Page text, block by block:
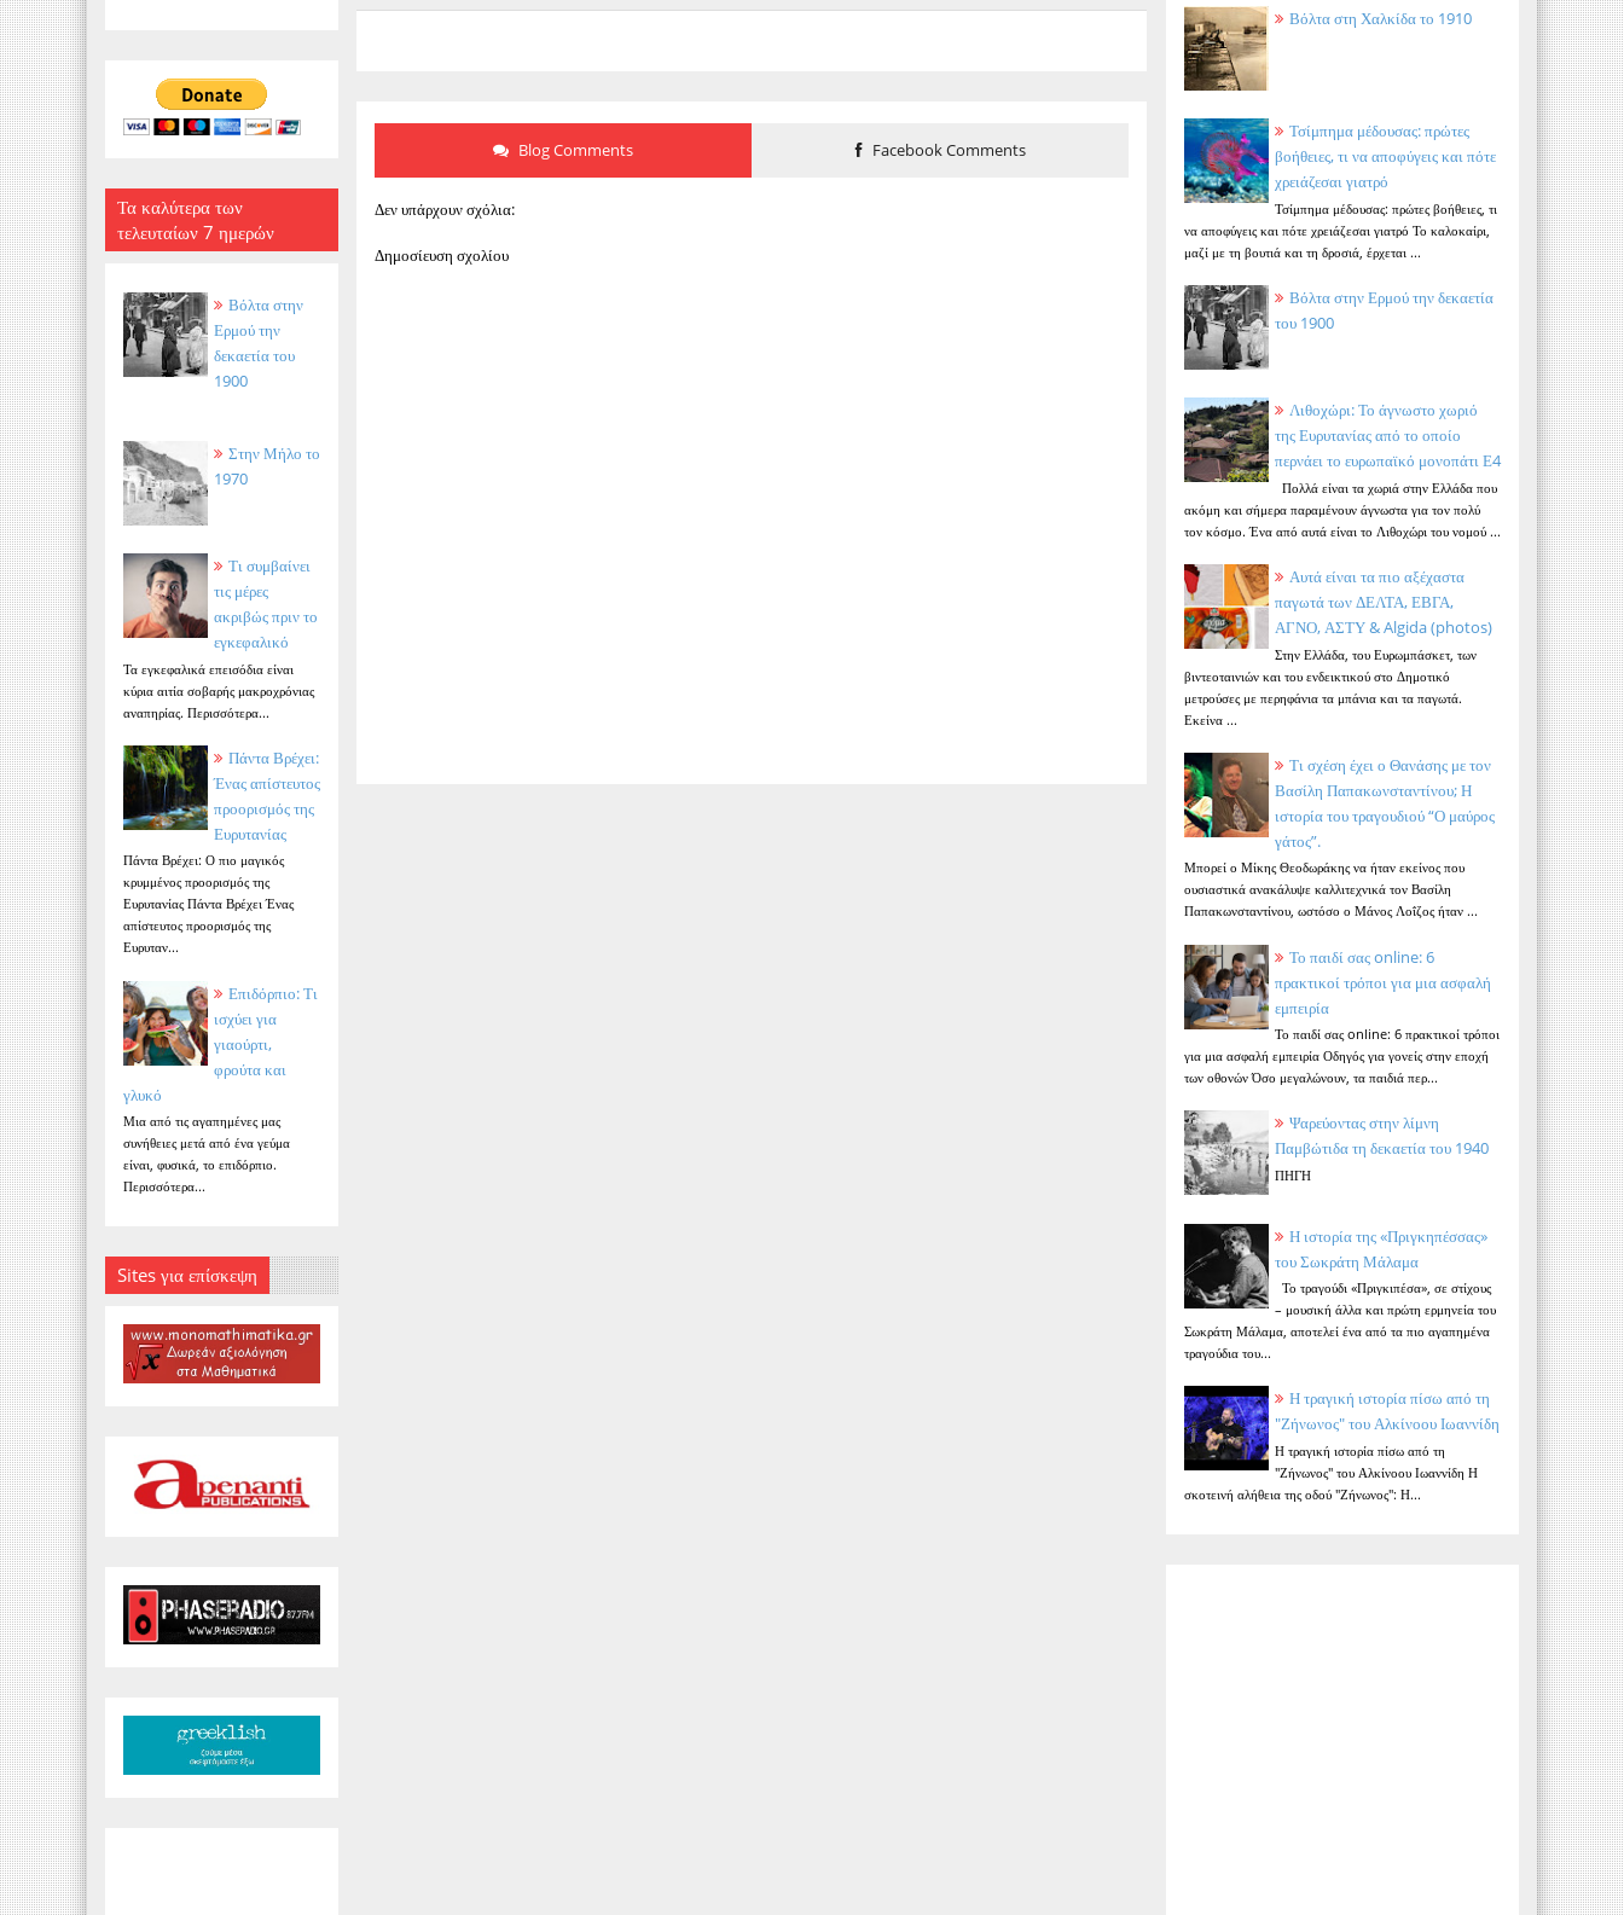
Τα καλύτερα των
τελευταίων 7 ημερών
Βόλτα στην
Ερμού την
δεκαετία του
1900
Στην Μήλο το
1970
Τι συμβαίνει
τις μέρες
ακριβώς πριν το
εγκεφαλικό
Τα εγκεφαλικά επεισόδια είναι
κύρια αιτία σοβαρής μακροχρόνιας
αναπηρίας. Περισσότερα...
Πάντα Βρέχει:
Ένας απίστευτος
προορισμός της
Ευρυτανίας
Πάντα Βρέχει: Ο πιο μαγικός
κρυμμένος προορισμός της
Ευρυτανίας Πάντα Βρέχει Ένας
απίστευτος προορισμός της
Ευρυταν...
Επιδόρπιο: Τι
ισχύει για
γιαούρτι,
φρούτα και
γλυκό
Μια από τις αγαπημένες μας
συνήθειες μετά από ένα γεύμα
είναι, φυσικά, το επιδόρπιο.
Περισσότερα...
Sites για επίσκεψη
Blog Comments Facebook Comments
Δεν υπάρχουν σχόλια:
Δημοσίευση σχολίου
Βόλτα στη Χαλκίδα το 1910
Τσίμπημα μέδουσας: πρώτες
βοήθειες, τι να αποφύγεις και πότε
χρειάζεσαι γιατρό
Τσίμπημα μέδουσας: πρώτες βοήθειες, τι
να αποφύγεις και πότε χρειάζεσαι γιατρό Το καλοκαίρι,
μαζί με τη βουτιά και τη δροσιά, έρχεται ...
Βόλτα στην Ερμού την δεκαετία
του 1900
Λιθοχώρι: Το άγνωστο χωριό
της Ευρυτανίας από το οποίο
περνάει το ευρωπαϊκό μονοπάτι Ε4
Πολλά είναι τα χωριά στην Ελλάδα που
ακόμη και σήμερα παραμένουν άγνωστα για τον πολύ
τον κόσμο. Ένα από αυτά είναι το Λιθοχώρι του νομού ...
Αυτά είναι τα πιο αξέχαστα
παγωτά των ΔΕΛΤΑ, ΕΒΓΑ,
ΑΓΝΟ, ΑΣΤΥ & Algida (photos)
Στην Ελλάδα, του Ευρωμπάσκετ, των
βιντεοταινιών και του ενδεικτικού στο Δημοτικό
μετρούσες με περηφάνια τα μπάνια και τα παγωτά.
Εκείνα ...
Τι σχέση έχει ο Θανάσης με τον
Βασίλη Παπακωνσταντίνου; Η
ιστορία του τραγουδιού “Ο μαύρος
γάτος”.
Μπορεί ο Μίκης Θεοδωράκης να ήταν εκείνος που
ουσιαστικά ανακάλυψε καλλιτεχνικά τον Βασίλη
Παπακωνσταντίνου, ωστόσο ο Μάνος Λοΐζος ήταν ...
Το παιδί σας online: 6
πρακτικοί τρόποι για μια ασφαλή
εμπειρία
Το παιδί σας online: 6 πρακτικοί τρόποι
για μια ασφαλή εμπειρία Οδηγός για γονείς στην εποχή
των οθονών Όσο μεγαλώνουν, τα παιδιά περ...
Ψαρεύοντας στην λίμνη
Παμβώτιδα τη δεκαετία του 1940
ΠΗΓΗ
Η ιστορία της «Πριγκηπέσσας»
του Σωκράτη Μάλαμα
Το τραγούδι «Πριγκιπέσα», σε στίχους
– μουσική άλλα και πρώτη ερμηνεία του
Σωκράτη Μάλαμα, αποτελεί ένα από τα πιο αγαπημένα
τραγούδια του...
Η τραγική ιστορία πίσω από τη
"Ζήνωνος" του Αλκίνοου Ιωαννίδη
Η τραγική ιστορία πίσω από τη
"Ζήνωνος" του Αλκίνοου Ιωαννίδη Η
σκοτεινή αλήθεια της οδού "Ζήνωνος": Η...